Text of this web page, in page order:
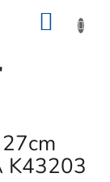
K43203